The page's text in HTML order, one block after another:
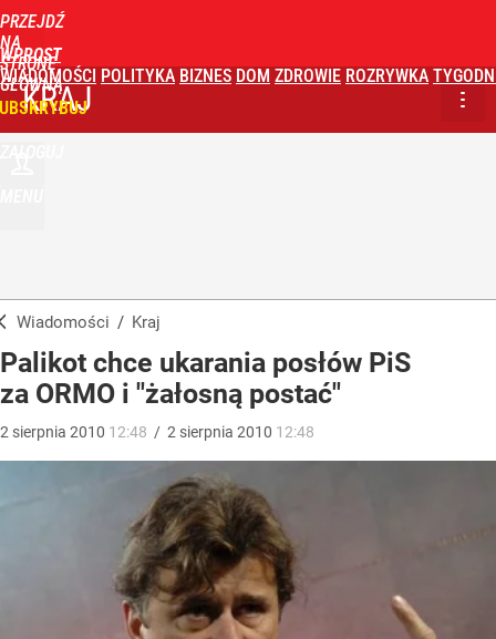
PRZEJDŹ
NA
STRONĘ
GŁÓWNĄ
WPROST
WIADOMOŚCI POLITYKA BIZNES DOM ZDROWIE ROZRYWKA
KRAJ
Wiadomości / Kraj
Palikot chce ukarania posłów PiS
za ORMO i "żałosną postać"
2 sierpnia 2010 12:48 / 2 sierpnia 2010 12:48